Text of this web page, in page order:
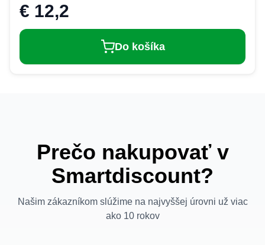
€ 12,2
Do košíka
Prečo nakupovať v
Smartdiscount?
Našim zákazníkom slúžime na najvyššej úrovni už viac
ako 10 rokov